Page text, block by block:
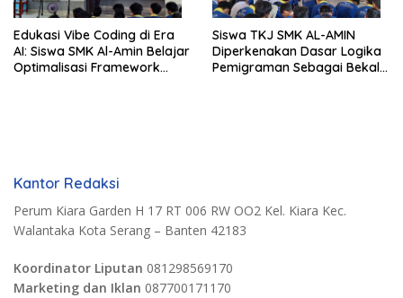
Edukasi Vibe Coding di Era
AI: Siswa SMK Al-Amin Belajar
Optimalisasi Framework
Siswa TKJ SMK AL-AMIN
Diperkenakan Dasar Logika
Pemigraman Sebagai Bekal
Kantor Redaksi
Perum Kiara Garden H 17 RT 006 RW OO2 Kel. Kiara Kec.
Walantaka Kota Serang – Banten 42183
Koordinator Liputan 081298569170
Marketing dan Iklan 087700171170